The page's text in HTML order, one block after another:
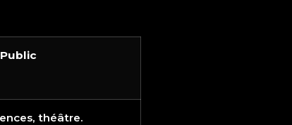
Public
théâtre.